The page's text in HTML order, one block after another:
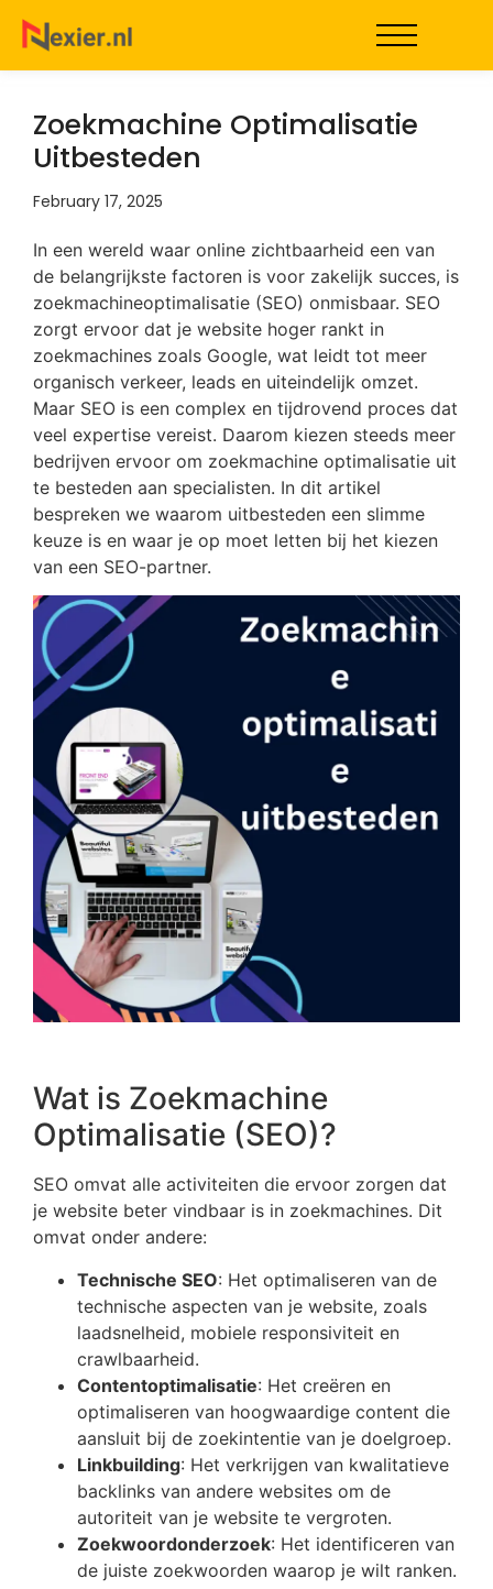
Zoekmachine Optimalisatie
Uitbesteden
February 17, 2025
In een wereld waar online zichtbaarheid een van
de belangrijkste factoren is voor zakelijk succes, is
zoekmachineoptimalisatie (SEO) onmisbaar. SEO
zorgt ervoor dat je website hoger rankt in
zoekmachines zoals Google, wat leidt tot meer
organisch verkeer, leads en uiteindelijk omzet.
Maar SEO is een complex en tijdrovend proces dat
veel expertise vereist. Daarom kiezen steeds meer
bedrijven ervoor om zoekmachine optimalisatie uit
te besteden aan specialisten. In dit artikel
bespreken we waarom uitbesteden een slimme
keuze is en waar je op moet letten bij het kiezen
van een SEO-partner.
Wat is Zoekmachine
Optimalisatie (SEO)?
SEO omvat alle activiteiten die ervoor zorgen dat
je website beter vindbaar is in zoekmachines. Dit
omvat onder andere:
Technische SEO: Het optimaliseren van de
technische aspecten van je website, zoals
laadsnelheid, mobiele responsiviteit en
crawlbaarheid.
Contentoptimalisatie: Het creëren en
optimaliseren van hoogwaardige content die
aansluit bij de zoekintentie van je doelgroep.
Linkbuilding: Het verkrijgen van kwalitatieve
backlinks van andere websites om de
autoriteit van je website te vergroten.
Zoekwoordonderzoek: Het identificeren van
de juiste zoekwoorden waarop je wilt ranken.